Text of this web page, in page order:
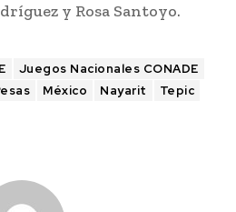
y Rosa Santoyo.
Juegos Nacionales CONADE
México Nayarit Tepic